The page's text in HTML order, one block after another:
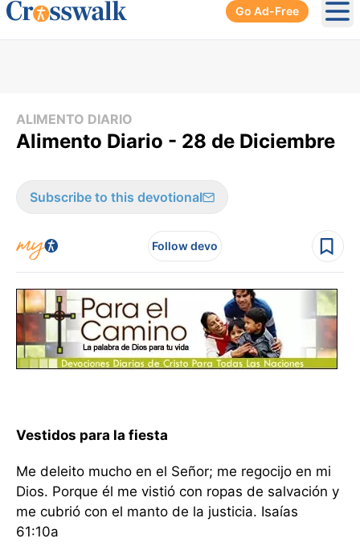
Go Ad-Free
ALIMENTO DIARIO
Alimento Diario - 28 de Diciembre
Subscribe to this devotional
Follow devo
Vestidos para la fiesta
Me deleito mucho en el Señor; me regocijo en mi
Dios. Porque él me vistió con ropas de salvación y
me cubrió con el manto de la justicia. Isaías
61:10a